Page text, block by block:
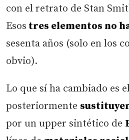
con el retrato de Stan
Esos tres elementos no
sesenta años (solo en los
obvio).
Lo que sí ha cambiado es
posteriormente
por un upper sintético de